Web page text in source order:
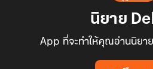
นิยาย
App ที่จะทำให้คุณอ่านนิยา